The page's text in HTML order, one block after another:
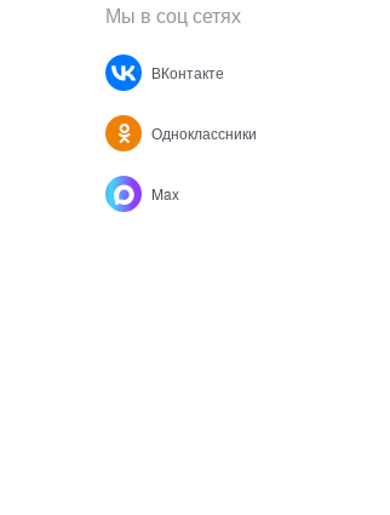
Мы в соц сетях
ВКонтакте
Одноклассники
Max